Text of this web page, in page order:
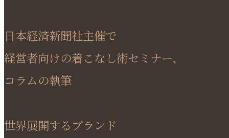
日本経済新聞社主催で
経営者向けの着こなし術セミナー、
コラムの執筆
世界展開するブランド